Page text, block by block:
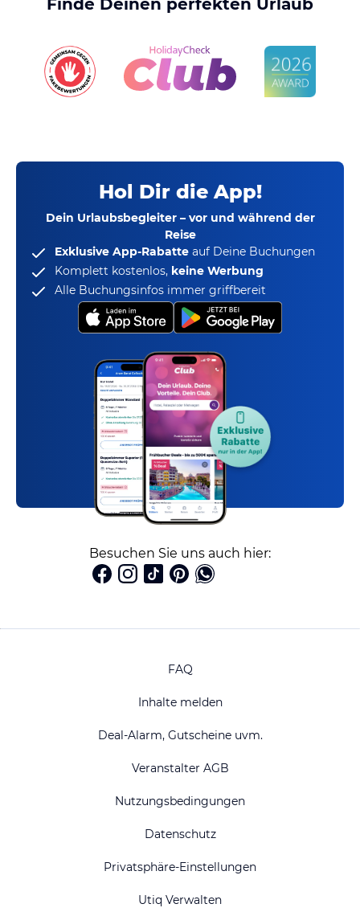
Finde Deinen perfekten Urlaub
Hol Dir die App!
Dein Urlaubsbegleiter – vor und während der
Reise
Exklusive App-Rabatte auf Deine Buchungen
Komplett kostenlos, keine Werbung
Alle Buchungsinfos immer griffbereit
Besuchen Sie uns auch hier:
FAQ
Inhalte melden
Deal-Alarm, Gutscheine uvm.
Veranstalter AGB
Nutzungsbedingungen
Datenschutz
Privatsphäre-Einstellungen
Utiq Verwalten